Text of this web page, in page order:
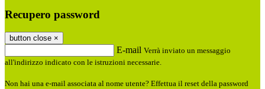
Recupero password
button close ×
E-mail Verrà inviato un messaggio
all'indirizzo indicato con le istruzioni necessarie.
Non hai una e-mail associata al nome utente? Effettua il reset della password